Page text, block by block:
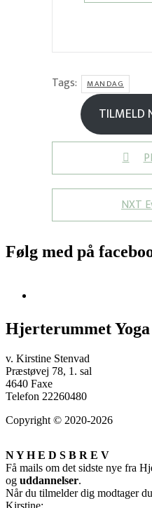
Tags: MANDAG
TILMELD
NXT
Følg med på
Hjerterummet Yoga
v. Kirstine Stenvad
Præstøvej 78, 1. sal
4640 Faxe
Telefon 22260480
Copyright © 2020-2026
N Y H E D S B R E V
Få mails om det sidste nye fra
og uddannelser.
Når du tilmelder dig modtager
Kirstine: